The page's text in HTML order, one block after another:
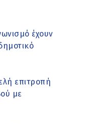
έχουν
επιτροπή
με